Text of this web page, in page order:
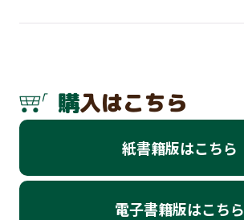
購入はこちら
紙書籍版はこちら
電子書籍版はこちら